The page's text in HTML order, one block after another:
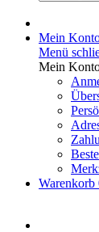
Mein
Menü
Mein
Warenkorb